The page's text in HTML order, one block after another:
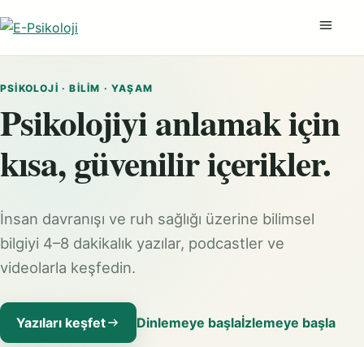
PSIKOLOJI · BILIM · YAŞAM
Psikolojiyi anlamak için
kısa, güvenilir içerikler.
İnsan davranışı ve ruh sağlığı üzerine bilimsel
bilgiyi 4–8 dakikalık yazılar, podcastler ve
videolarla keşfedin.
Yazıları keşfet Dinlemeye başlaİzlemeye başla